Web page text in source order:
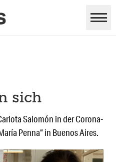
sich
Salomón in der Corona-
Penna“ in Buenos Aires.